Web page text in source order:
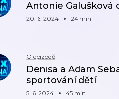
Antonie Galušková
20. 6. 2024 24 min
O epizodě
Denisa a Adam
sportování dětí
5. 6. 2024 45 min